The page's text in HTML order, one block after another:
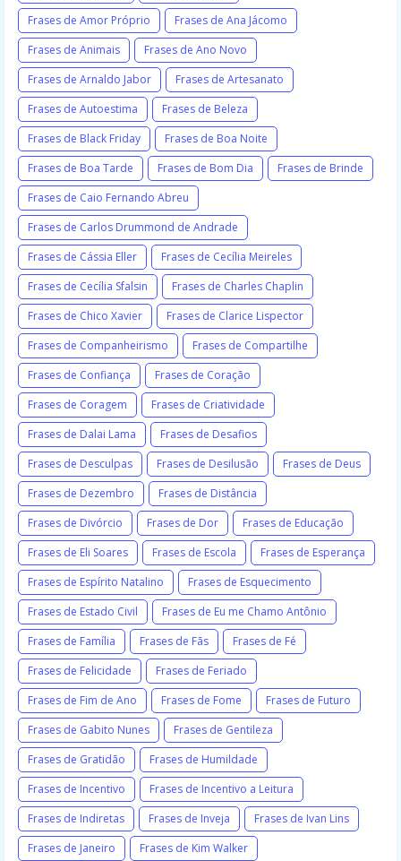
Frases de Amor Próprio
Frases de Ana Jácomo
Frases de Animais
Frases de Ano Novo
Frases de Arnaldo Jabor
Frases de Artesanato
Frases de Autoestima
Frases de Beleza
Frases de Black Friday
Frases de Boa Noite
Frases de Boa Tarde
Frases de Bom Dia
Frases de Brinde
Frases de Caio Fernando Abreu
Frases de Carlos Drummond de Andrade
Frases de Cássia Eller
Frases de Cecília Meireles
Frases de Cecília Sfalsin
Frases de Charles Chaplin
Frases de Chico Xavier
Frases de Clarice Lispector
Frases de Companheirismo
Frases de Compartilhe
Frases de Confiança
Frases de Coração
Frases de Coragem
Frases de Criatividade
Frases de Dalai Lama
Frases de Desafios
Frases de Desculpas
Frases de Desilusão
Frases de Deus
Frases de Dezembro
Frases de Distância
Frases de Divórcio
Frases de Dor
Frases de Educação
Frases de Eli Soares
Frases de Escola
Frases de Esperança
Frases de Espírito Natalino
Frases de Esquecimento
Frases de Estado Civil
Frases de Eu me Chamo Antônio
Frases de Família
Frases de Fãs
Frases de Fé
Frases de Felicidade
Frases de Feriado
Frases de Fim de Ano
Frases de Fome
Frases de Futuro
Frases de Gabito Nunes
Frases de Gentileza
Frases de Gratidão
Frases de Humildade
Frases de Incentivo
Frases de Incentivo a Leitura
Frases de Indiretas
Frases de Inveja
Frases de Ivan Lins
Frases de Janeiro
Frases de Kim Walker